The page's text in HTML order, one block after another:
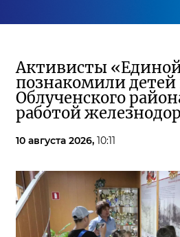
Активисты
познакомили детей
Облученского
работой
10 августа 2026, 10:11